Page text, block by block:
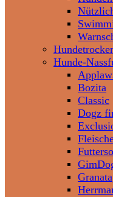
Hunde-
Bozita
Classic
Dogz